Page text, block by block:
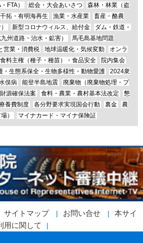
FTA）
総会・大会あいさつ
森林・林業（盗
拓・有明海再生 漁業・水産業
畜産・酪農
新型コロナウィルス、給付金
ダム・鉄道・
州道路・治水・鉱害）
馬毛島基地問題
営業・消費税 地球温暖化・気候変動
オンラ
食料主権（種子・種苗）・食品安全
院内集会
・生態系保全・生物多様性・動物愛護
2024衆
俣病 能登半島地震
廃棄物（廃棄物処理・プ
源確保法案 食料・農業・農村基本法改定
懇
養費制度 各分野要求実現国会行動 裏金
農
）
マイナカード・マイナ保険証
サイトマップ お問い合せ
本サイ
用に関して